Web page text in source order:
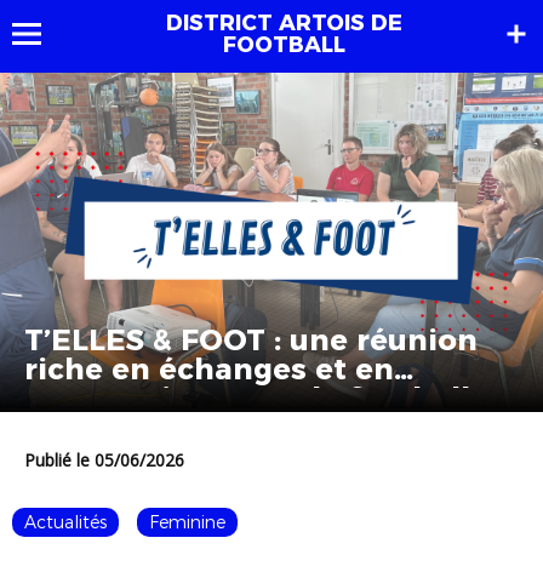
DISTRICT ARTOIS DE
FOOTBALL
T’ELLES & FOOT : une réunion
riche en échanges et en
perspectives pour le football
Publié le 05/06/2026
Actualités Feminine